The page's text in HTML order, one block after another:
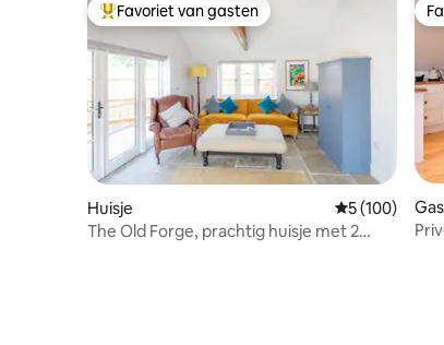
Topfavoriet van gasten
Favoriet van gasten
Huisje Gemiddelde
5 (100)
The Old Forge, prachtig huisje met 2